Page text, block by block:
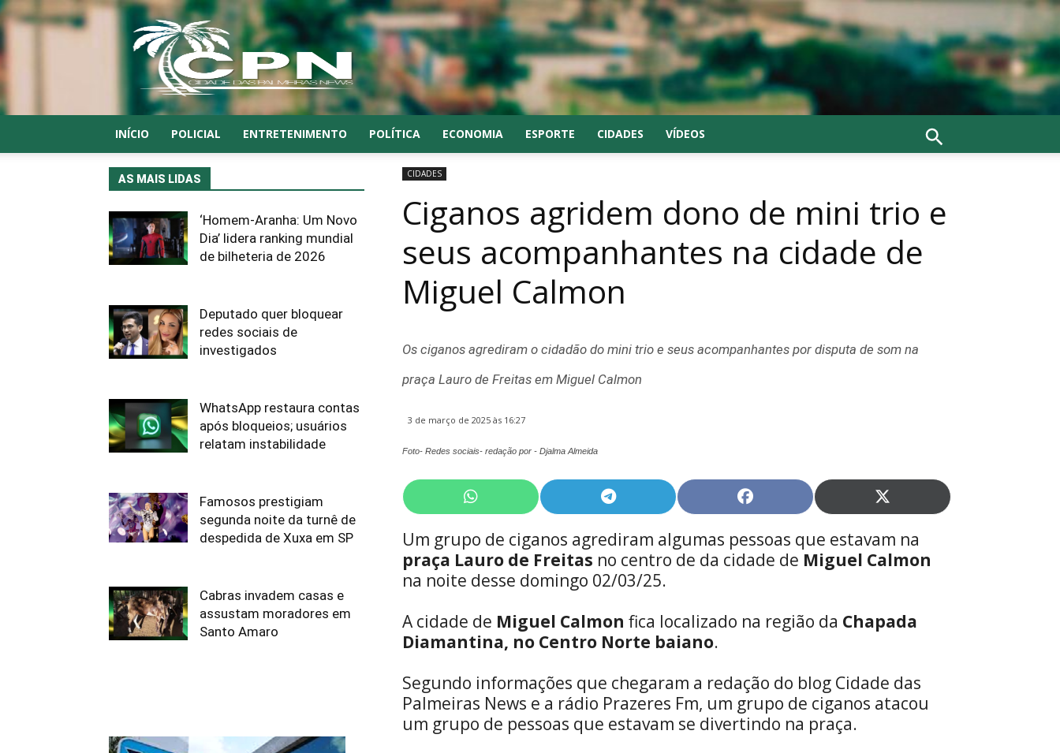
CPN
INÍCIO POLICIAL ENTRETENIMENTO POLÍTICA ECONOMIA ESPORTE CIDADES VÍDEOS
CIDADES
Ciganos agridem dono de mini trio e
seus acompanhantes na cidade de
Miguel Calmon
Os ciganos agrediram o cidadão do mini trio e seus acompanhantes por disputa de som na
praça Lauro de Freitas em Miguel Calmon
3 de março de 2025 às 16:27
Foto- Redes sociais- redação por - Djalma Almeida
Share
on
WhatsApp
Share
on
Telegram
Share
on
Facebook
Share
on
X
(Twitter)
Um grupo de ciganos agrediram algumas pessoas que estavam na
praça Lauro de Freitas no centro de da cidade de Miguel Calmon
na noite desse domingo 02/03/25.
A cidade de Miguel Calmon fica localizado na região da Chapada
Diamantina, no Centro Norte baiano.
Segundo informações que chegaram a redação do blog Cidade das
Palmeiras News e a rádio Prazeres Fm, um grupo de ciganos atacou
um grupo de pessoas que estavam se divertindo na praça.
AS MAIS LIDAS
‘Homem-Aranha: Um Novo
Dia’ lidera ranking mundial
de bilheteria de 2026
Deputado quer bloquear
redes sociais de
investigados
WhatsApp restaura contas
após bloqueios; usuários
relatam instabilidade
Famosos prestigiam
segunda noite da turnê de
despedida de Xuxa em SP
Cabras invadem casas e
assustam moradores em
Santo Amaro